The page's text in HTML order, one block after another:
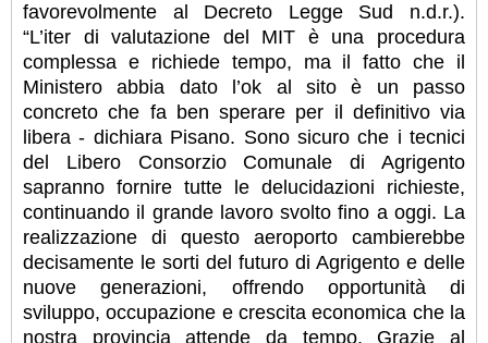
favorevolmente al Decreto Legge Sud n.d.r.).
“L’iter di valutazione del MIT è una procedura
complessa e richiede tempo, ma il fatto che il
Ministero abbia dato l’ok al sito è un passo
concreto che fa ben sperare per il definitivo via
libera - dichiara Pisano. Sono sicuro che i tecnici
del Libero Consorzio Comunale di Agrigento
sapranno fornire tutte le delucidazioni richieste,
continuando il grande lavoro svolto fino a oggi. La
realizzazione di questo aeroporto cambierebbe
decisamente le sorti del futuro di Agrigento e delle
nuove generazioni, offrendo opportunità di
sviluppo, occupazione e crescita economica che la
nostra provincia attende da tempo. Grazie al